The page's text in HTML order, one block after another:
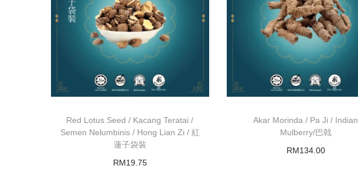
Red Lotus Seed / Kacang Teratai /
Semen Nelumbinis / Hong Lian Zi / 紅
蓮子袋裝
RM19.75
Akar Morinda / Pa Ji / Indian
Mulberry/巴戟
RM134.00